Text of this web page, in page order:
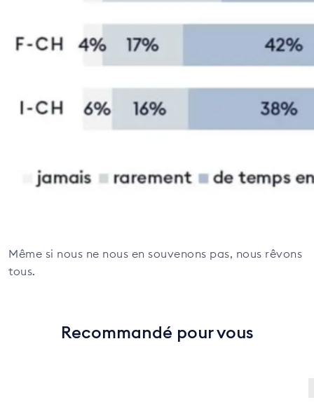
Même si nous ne nous en souvenons pas, nous rêvons
tous.
Recommandé pour vous